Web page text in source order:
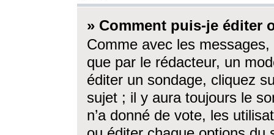
» Comment puis-je éditer
Comme avec les
que par le rédacteur, un
éditer un sondage, cliquez
sujet ; il y aura toujours le
n’a donné de vote, les